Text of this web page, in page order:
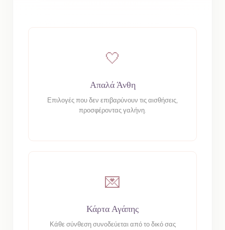
🤍
Απαλά Άνθη
Επιλογές που δεν επιβαρύνουν τις αισθήσεις,
προσφέροντας γαλήνη.
💌
Κάρτα Αγάπης
Κάθε σύνθεση συνοδεύεται από το δικό σας